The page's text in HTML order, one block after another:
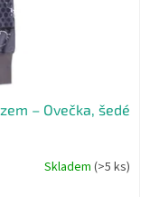
– Ovečka, šedé
Skladem (>5 ks)